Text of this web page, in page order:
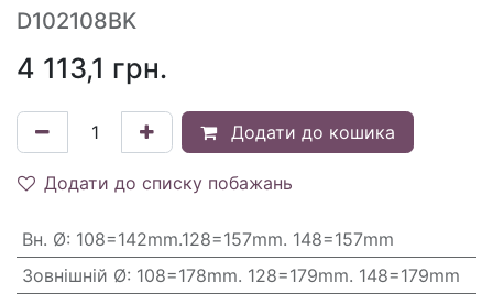
D102108BK
4 113,1 грн.
Додати до кошика
Додати до списку побажань
Вн. Ø: 108=142mm.128=157mm. 148=157mm
Зовнішній Ø: 108=178mm. 128=179mm. 148=179mm